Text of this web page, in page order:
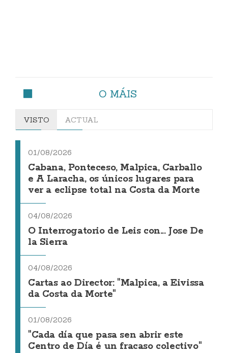
O MÁIS
VISTO ACTUAL
01/08/2026
Cabana, Ponteceso, Malpica, Carballo
e A Laracha, os únicos lugares para
ver a eclipse total na Costa da Morte
04/08/2026
O Interrogatorio de Leis con... Jose De
la Sierra
04/08/2026
Cartas ao Director: "Malpica, a Eivissa
da Costa da Morte"
01/08/2026
"Cada día que pasa sen abrir este
Centro de Día é un fracaso colectivo"